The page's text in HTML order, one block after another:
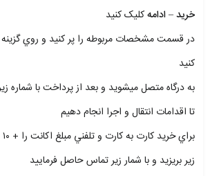
خريد – ادامهکليک کنيد
در قسمت مشخصات مربوطه را پر کنيد و روي گزينه
کنيد
به درگاه متصل ميشويد و بعد از پرداخت با شماره
تا اقدامات انتقال و اجرا انجام دهيم
زير بريزيد و با شمار زير تماس حاصل فرماييد